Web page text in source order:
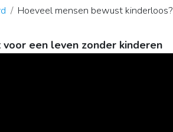
Hoeveel mensen bewust kinderloos?
een leven zonder kinderen